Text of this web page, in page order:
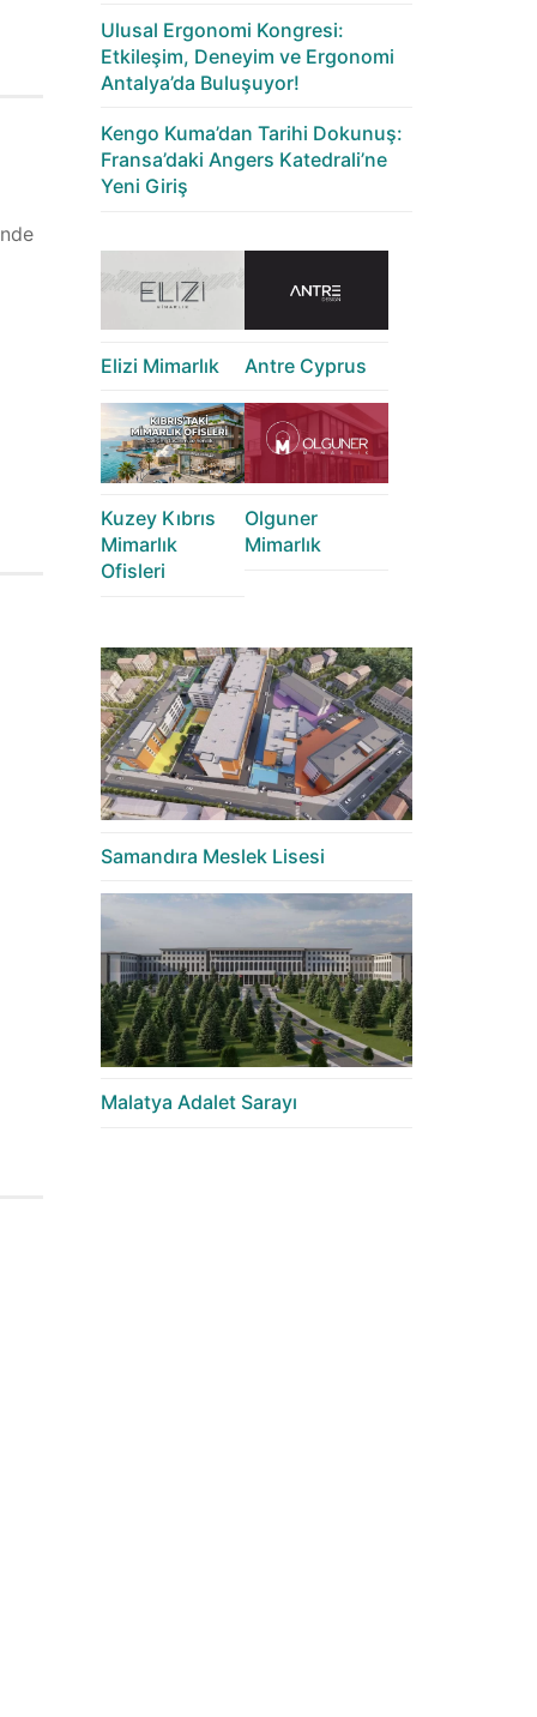
Ulusal Ergonomi Kongresi:
Etkileşim, Deneyim ve Ergonomi
Antalya’da Buluşuyor!
Kengo Kuma’dan Tarihi Dokunuş:
Fransa’daki Angers Katedrali’ne
Yeni Giriş
Elizi Mimarlık Antre Cyprus
Kuzey Kıbrıs
Mimarlık
Ofisleri
Olguner
Mimarlık
Samandıra Meslek Lisesi
Malatya Adalet Sarayı